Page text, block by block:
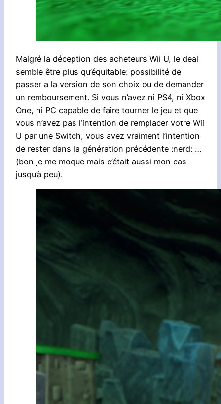
Malgré la déception des acheteurs Wii U, le deal
semble être plus qu’équitable: possibilité de
passer a la version de son choix ou de demander
un remboursement. Si vous n’avez ni PS4, ni Xbox
One, ni PC capable de faire tourner le jeu et que
vous n’avez pas l’intention de remplacer votre Wii
U par une Switch, vous avez vraiment l’intention
de rester dans la génération précédente :nerd: …
(bon je me moque mais c’était aussi mon cas
jusqu’à peu).